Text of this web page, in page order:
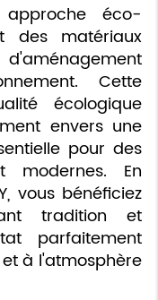
éco-
des matériaux
Cette
écologique
envers une
pour des
En
vous bénéficiez
tradition et
parfaitement
à l'atmosphère